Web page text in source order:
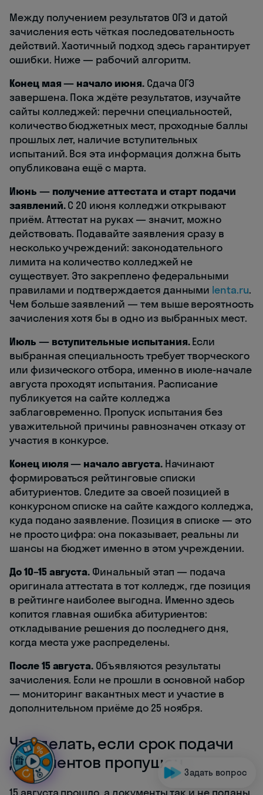
Между получением результатов ОГЭ и датой
зачисления есть чёткая последовательность
действий. Хаотичный подход здесь гарантирует
ошибки. Ниже — рабочий алгоритм.
Конец мая — начало июня.Сдача ОГЭ
завершена. Пока ждёте результатов, изучайте
сайты колледжей: перечни специальностей,
количество бюджетных мест, проходные баллы
прошлых лет, наличие вступительных
испытаний. Вся эта информация должна быть
опубликована ещё с марта.
Июнь — получение аттестата и старт подачи
заявлений.С 20 июня колледжи открывают
приём. Аттестат на руках — значит, можно
действовать. Подавайте заявления сразу в
несколько учреждений: законодательного
лимита на количество колледжей не
существует. Это закреплено федеральными
правилами и подтверждается данными lenta.ru.
Чем больше заявлений — тем выше вероятность
зачисления хотя бы в одно из выбранных мест.
Июль — вступительные испытания.Если
выбранная специальность требует творческого
или физического отбора, именно в июле-начале
августа проходят испытания. Расписание
публикуется на сайте колледжа
заблаговременно. Пропуск испытания без
уважительной причины равнозначен отказу от
участия в конкурсе.
Конец июля — начало августа.Начинают
формироваться рейтинговые списки
абитуриентов. Следите за своей позицией в
конкурсном списке на сайте каждого колледжа,
куда подано заявление. Позиция в списке — это
не просто цифра: она показывает, реальны ли
шансы на бюджет именно в этом учреждении.
До 10–15 августа. Финальный этап — подача
оригинала аттестата в тот колледж, где позиция
в рейтинге наиболее выгодна. Именно здесь
копится главная ошибка абитуриентов:
откладывание решения до последнего дня,
когда места уже распределены.
После 15 августа. Объявляются результаты
зачисления. Если не прошли в основной набор
— мониторинг вакантных мест и участие в
дополнительном приёме до 25 ноября.
Что делать, если срок подачи
документов пропущен
Задать вопрос